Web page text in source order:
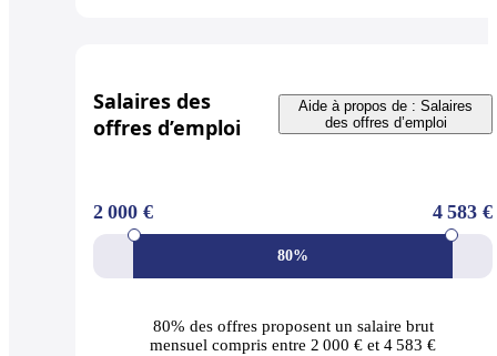
Salaires des
offres d’emploi
Aide à propos de : Salaires
des offres d’emploi
80%
2 000 € 4 583 €
80% des offresproposent un salaire brut
mensuel compris entre 2 000 € et 4 583 €